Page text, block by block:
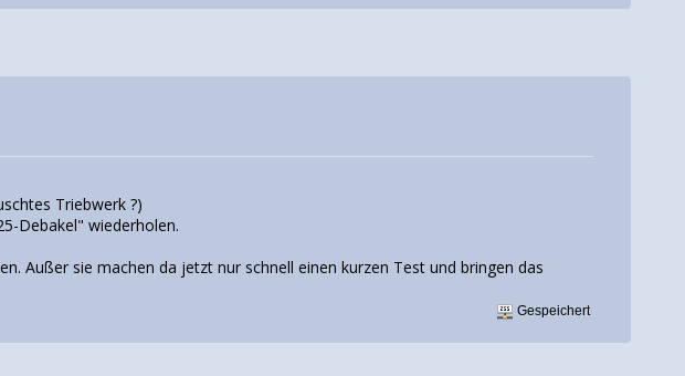
Triebwerk ?)
Debakel" wiederholen.
Außer sie machen da jetzt nur schnell einen kurzen Test und bringen das
Gespeichert